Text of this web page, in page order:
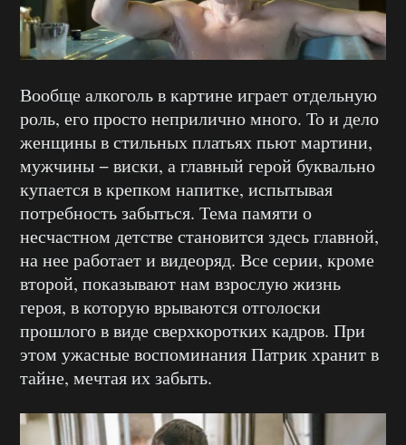
Вообще алкоголь в картине играет отдельную
роль, его просто неприлично много. То и дело
женщины в стильных платьях пьют мартини,
мужчины − виски, а главный герой буквально
купается в крепком напитке, испытывая
потребность забыться. Тема памяти о
несчастном детстве становится здесь главной,
на нее работает и видеоряд. Все серии, кроме
второй, показывают нам взрослую жизнь
героя, в которую врываются отголоски
прошлого в виде сверхкоротких кадров. При
этом ужасные воспоминания Патрик хранит в
тайне, мечтая их забыть.